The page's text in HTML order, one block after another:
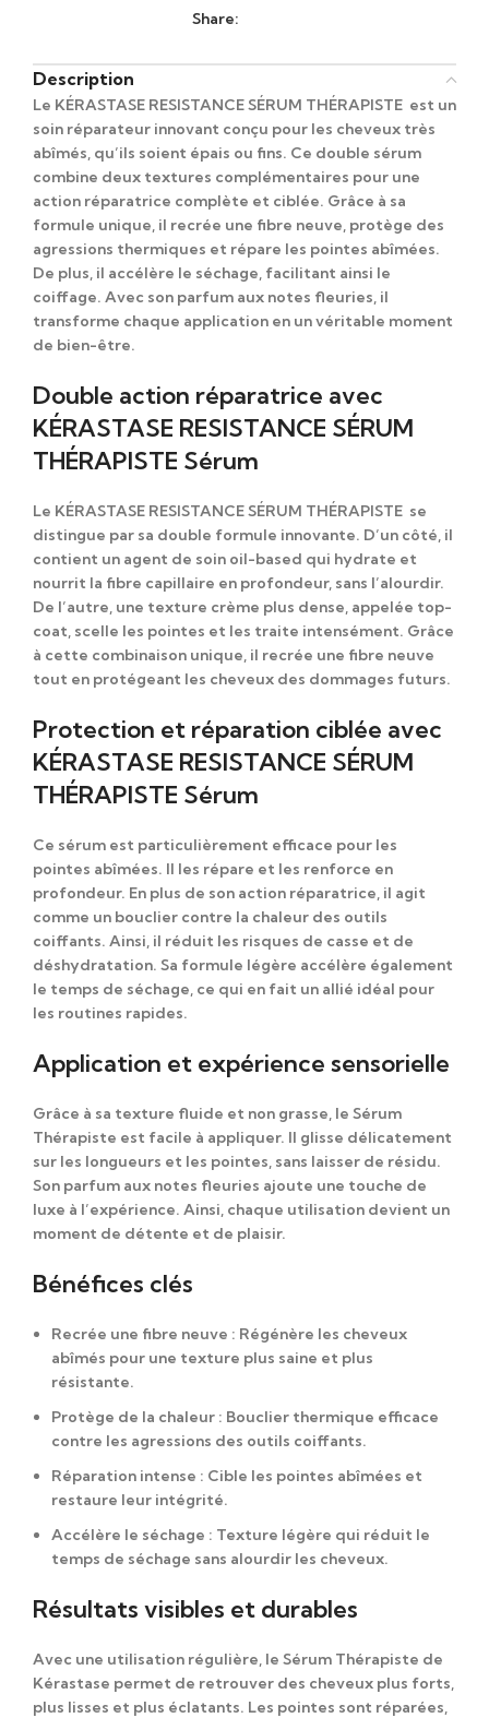
Share:
Description
Le KÉRASTASE RESISTANCE SÉRUM THÉRAPISTE est un
soin réparateur innovant conçu pour les cheveux très
abîmés, qu’ils soient épais ou fins. Ce double sérum
combine deux textures complémentaires pour une
action réparatrice complète et ciblée. Grâce à sa
formule unique, il recrée une fibre neuve, protège des
agressions thermiques et répare les pointes abîmées.
De plus, il accélère le séchage, facilitant ainsi le
coiffage. Avec son parfum aux notes fleuries, il
transforme chaque application en un véritable moment
de bien-être.
Double action réparatrice avec
KÉRASTASE RESISTANCE SÉRUM
THÉRAPISTE Sérum
Le KÉRASTASE RESISTANCE SÉRUM THÉRAPISTE se
distingue par sa double formule innovante. D’un côté, il
contient un agent de soin oil-based qui hydrate et
nourrit la fibre capillaire en profondeur, sans l’alourdir.
De l’autre, une texture crème plus dense, appelée top-
coat, scelle les pointes et les traite intensément. Grâce
à cette combinaison unique, il recrée une fibre neuve
tout en protégeant les cheveux des dommages futurs.
Protection et réparation ciblée avec
KÉRASTASE RESISTANCE SÉRUM
THÉRAPISTE Sérum
Ce sérum est particulièrement efficace pour les
pointes abîmées. Il les répare et les renforce en
profondeur. En plus de son action réparatrice, il agit
comme un bouclier contre la chaleur des outils
coiffants. Ainsi, il réduit les risques de casse et de
déshydratation. Sa formule légère accélère également
le temps de séchage, ce qui en fait un allié idéal pour
les routines rapides.
Application et expérience sensorielle
Grâce à sa texture fluide et non grasse, le Sérum
Thérapiste est facile à appliquer. Il glisse délicatement
sur les longueurs et les pointes, sans laisser de résidu.
Son parfum aux notes fleuries ajoute une touche de
luxe à l’expérience. Ainsi, chaque utilisation devient un
moment de détente et de plaisir.
Bénéfices clés
Recrée une fibre neuve : Régénère les cheveux
abîmés pour une texture plus saine et plus
résistante.
Protège de la chaleur : Bouclier thermique efficace
contre les agressions des outils coiffants.
Réparation intense : Cible les pointes abîmées et
restaure leur intégrité.
Accélère le séchage : Texture légère qui réduit le
temps de séchage sans alourdir les cheveux.
Résultats visibles et durables
Avec une utilisation régulière, le Sérum Thérapiste de
Kérastase permet de retrouver des cheveux plus forts,
plus lisses et plus éclatants. Les pointes sont réparées,